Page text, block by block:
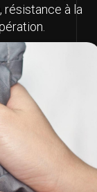
résistance à la